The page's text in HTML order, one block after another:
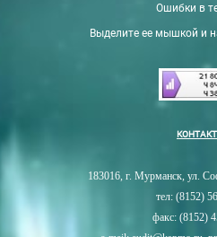
Ошибки в
Выделите ее мышкой и
183016, г. Мурманск, ул.
тел: (8152)
факс: (8152)